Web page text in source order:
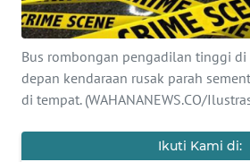
Bus rombongan pengadilan tinggi di
depan kendaraan rusak parah
di tempat. (WAHANANEWS.CO/
Ikuti Kami di:
SERBA-SERBI
PENDIDIKAN